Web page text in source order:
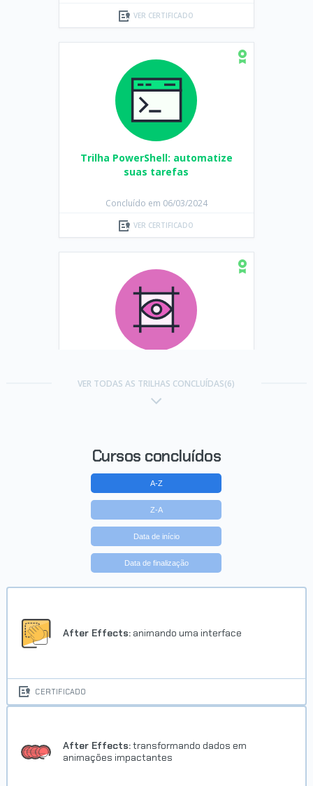
VER CERTIFICADO
Trilha PowerShell: automatize
suas tarefas
Concluído em 06/03/2024
VER CERTIFICADO
mergulhando na edição de
vídeos
Trilha Data Science
VER TODAS AS TRILHAS CONCLUÍDAS(6)
Cursos concluídos
A-Z
Z-A
Data de início
Data de finalização
After Effects: animando uma interface
CERTIFICADO
After Effects:transformando dados em
animações impactantes